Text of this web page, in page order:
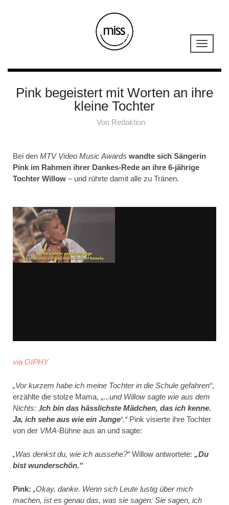
Pink begeistert mit Worten an ihre
kleine Tochter
Von Redaktion
Bei den MTV Video Music Awards wandte sich Sängerin
Pink im Rahmen ihrer Dankes-Rede an ihre 6-jährige
Tochter Willow – und rührte damit alle zu Tränen.
via GIPHY
„Vor kurzem habe ich meine Tochter in die Schule gefahren“,
erzählte die stolze Mama, „...und Willow sagte wie aus dem
Nichts: ‚Ich bin das hässlichste Mädchen, das ich kenne.
Ja, ich sehe aus wie ein Junge‘.“ Pink visierte ihre Tochter
von der VMA-Bühne aus an und sagte:
„Was denkst du, wie ich aussehe?“Willow antwortete: „Du
bist wunderschön.“
Pink: „Okay, danke. Wenn sich Leute lustig über mich
machen, ist es genau das, was sie sagen: Sie sagen, ich